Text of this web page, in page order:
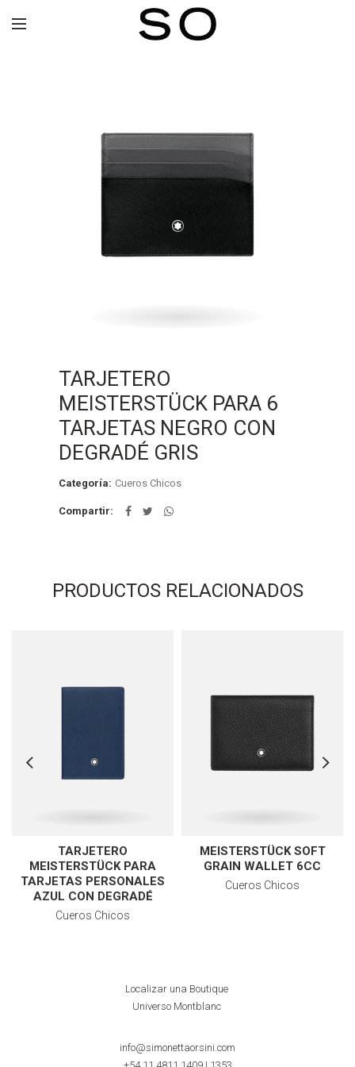
TARJETERO
MEISTERSTÜCK PARA 6
TARJETAS NEGRO CON
DEGRADÉ GRIS
Categoría: Cueros Chicos
Compartir
PRODUCTOS RELACIONADOS
TARJETERO
MEISTERSTÜCK PARA
TARJETAS PERSONALES
AZUL CON DEGRADÉ
Cueros Chicos
MEISTERSTÜCK SOFT
GRAIN WALLET 6CC
Cueros Chicos
Localizar una Boutique
Universo Montblanc
info@simonettaorsini.com